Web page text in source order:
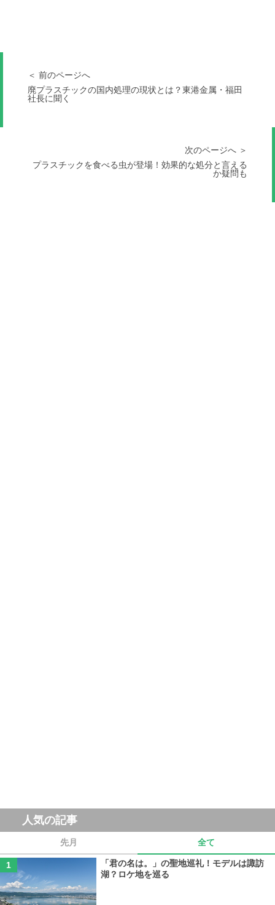
＜ 前のページへ
廃プラスチックの国内処理の現状とは？東港金属・福田
社長に聞く
次のページへ ＞
プラスチックを食べる虫が登場！効果的な処分と言える
か疑問も
人気の記事
先月 全て
「君の名は。」の聖地巡礼！モデルは諏訪
湖？ロケ地を巡る